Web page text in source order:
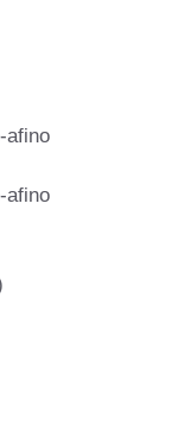
afino
afino